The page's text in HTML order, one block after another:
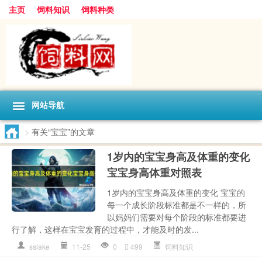
主页 饲料知识 饲料种类
网站导航
> 有关“宝宝”的文章
1岁内的宝宝身高及体重的变化
宝宝身高体重对照表
1岁内的宝宝身高及体重的变化 宝宝的
每一个成长阶段标准都是不一样的，所
以妈妈们需要对每个阶段的标准都要进
行了解，这样在宝宝发育的过程中，才能及时的发...
sslake 11-25 0 499 饲料知识